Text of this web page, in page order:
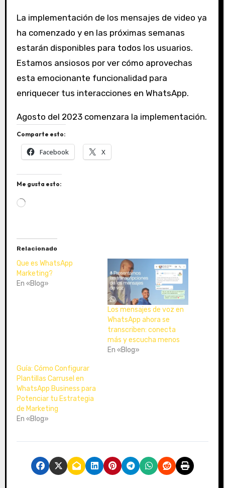
La implementación de los mensajes de video ya
ha comenzado y en las próximas semanas
estarán disponibles para todos los usuarios.
Estamos ansiosos por ver cómo aprovechas
esta emocionante funcionalidad para
enriquecer tus interacciones en WhatsApp.
Agosto del 2023 comenzara la implementación.
Comparte esto:
Facebook X
Me gusta esto:
a
n
d
o
.
Relacionado
Que es WhatsApp
Marketing?
En «Blog»
Los mensajes de voz en
WhatsApp ahora se
transcriben: conecta
más y escucha menos
En «Blog»
Guía: Cómo Configurar
Plantillas Carrusel en
WhatsApp Business para
Potenciar tu Estrategia
de Marketing
En «Blog»